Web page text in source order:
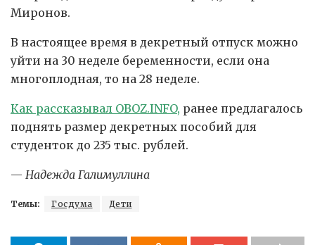
Миронов.
В настоящее время в декретный отпуск можно
уйти на 30 неделе беременности, если она
многоплодная, то на 28 неделе.
Как рассказывал OBOZ.INFO, ранее предлагалось
поднять размер декретных пособий для
студенток до 235 тыс. рублей.
— Надежда Галимуллина
Темы: Госдума Дети